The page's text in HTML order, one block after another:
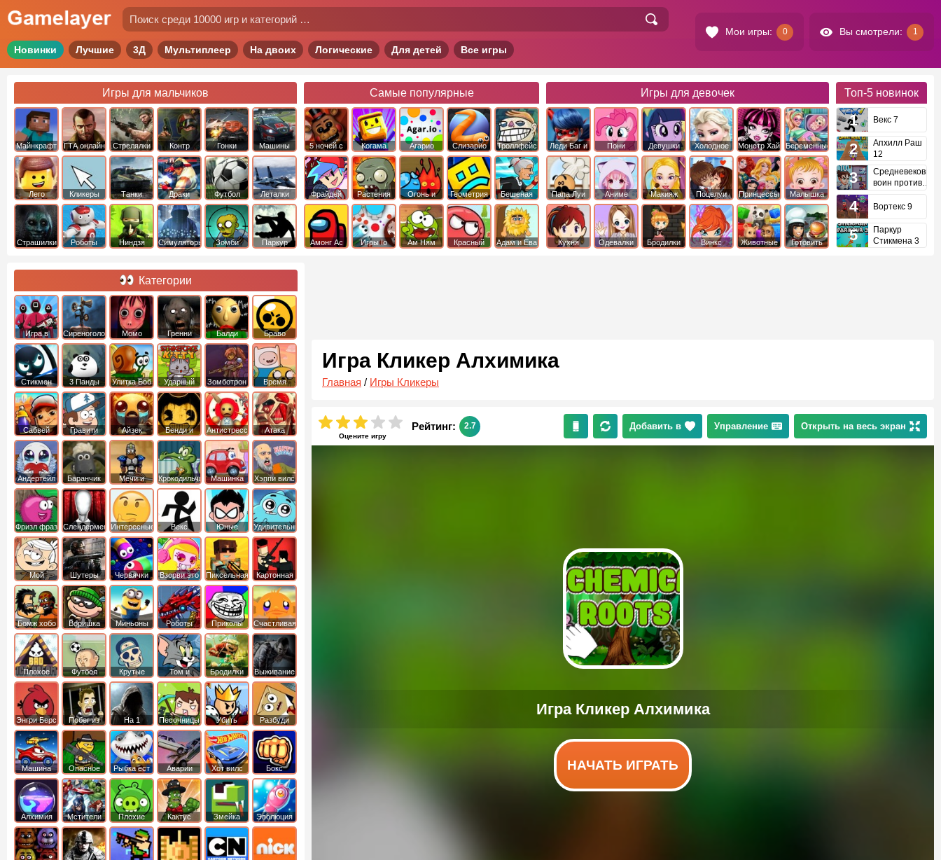
Мои игры: 0 Вы смотрели: 1
Новинки Лучшие 3Д Мультиплеер На двоих Логические Для детей Все игры
Игры для мальчиков
Майнкрафт ГТА онлайн Стрелялки
Контр
Страйк
Гонки Машины
Лего Кликеры Танки Драки Футбол Леталки
Страшилки Роботы Ниндзя Симуляторы Зомби Паркур
Самые популярные
5 ночей с
фредди
Когама Агарио Слизарио
Троллфейс
квест
Фрайдей
Найт
Фанкин
Растения
против
Зомби
Огонь и
Вода
Геометрия
Даш
Бешеная
бабка
сбежала из
психушки
Амонг Ас Игры Io Ам Ням
Красный
Адам и Ева
Игры для девочек
Леди Баг и
Супер Кот
Пони
Дружба это
Девушки
Эквестрии
Холодное
Сердце
Монстр Хай Беременные
Папа Луи Аниме Макияж Поцелуи
Принцессы
Диснея
Малышка
Хейзел
Кухня
Одевалки Бродилки Винкс Животные
Готовить
Топ-5 новинок
Векс 7
Апхилл Раш
12
Средневековый
воин против
Вортекс 9
Паркур
Стикмена 3
Игра Кликер Алхимика
Главная / Игры Кликеры
Оцените игру
Рейтинг: 2.7 Добавить в Управление Открыть на весь экран
НАЧАТЬ ИГРАТЬ
Категории
Игра в
Кальмара
Сиреноголовый Момо Гренни Балди
Браво
Старс
Стикмен 3 Панды Улитка Боб
Ударный
отряд котят
Зомботрон
Время
Приключений
Сабвей
Серф
Гравити
Фолз
Айзек
Бенди и
Чернильная
машина
Антистресс
Атака
Титанов
Андертейл
Баранчик
Шон
Мечи и
Сандали
Крокодильчик
Свомпи
Машинка
Вилли
Хэппи вилс
Фризл фраз Слендермен Интересные Векс
Юные
титаны
вперед
Удивительный
мир
Гамбола
Мой
шумный
дом
Шутеры Червячки Взорви это
Пиксельная
война
Картонная
башка
Бомж хобо
Воришка
боб
Миньоны
Роботы
динозавры
Приколы
Счастливая
обезьянка
Плохое
мороженое
Футбол
головами
Крутые
Том и
джерри
Бродилки
Приключения
Выживание
Энгри Берс
Побег из
тюрьмы
На 1 Песочницы
Убить
короля
Разбуди
коробку
Машина
ест
машину
Опасное
оружие
Рыбка ест
рыбку
Аварии
машин
Хот вилс Бокс
Алхимия Мстители
Плохие
свинки
Кактус
маккой
Змейка Эволюция